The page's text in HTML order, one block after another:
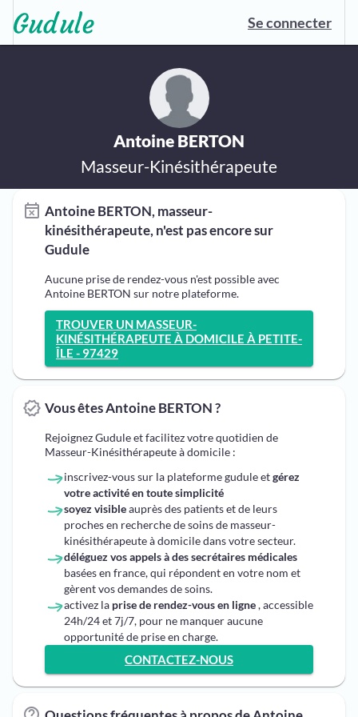
Se connecter
Antoine BERTON
Masseur-Kinésithérapeute
Antoine BERTON, masseur-
kinésithérapeute, n'est pas encore sur
Gudule
Aucune prise de rendez-vous n'est possible avec
Antoine BERTON sur notre plateforme.
TROUVER UN MASSEUR-
KINÉSITHÉRAPEUTE À DOMICILE À PETITE-
ÎLE - 97429
Vous êtes Antoine BERTON ?
Rejoignez Gudule et facilitez votre quotidien de
Masseur-Kinésithérapeute à domicile :
inscrivez-vous sur la plateforme gudule etgérez
votre activité en toute simplicité
soyez visibleauprès des patients et de leurs
proches en recherche de soins de masseur-
kinésithérapeute à domicile dans votre secteur.
déléguez vos appels à des secrétaires médicales
basées en france, qui répondent en votre nom et
gèrent vos demandes de soins.
activez la prise de rendez-vous en ligne, accessible
24h/24 et 7j/7, pour ne manquer aucune
opportunité de prise en charge.
CONTACTEZ-NOUS